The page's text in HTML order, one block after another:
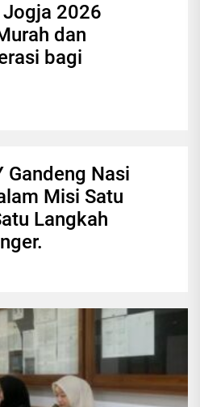
2026
dan
bagi
Gandeng Nasi
Misi Satu
Langkah